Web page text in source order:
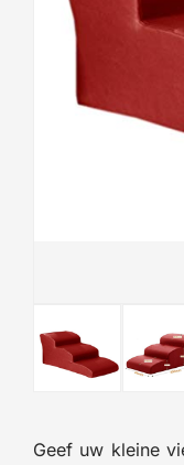
Geef uw kleine